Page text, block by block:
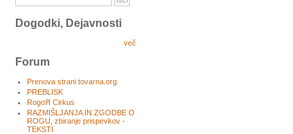
Dogodki, Dejavnosti
več
Forum
Prenova strani tovarna.org
PREBLISK
RogoЯ Cirkus
RAZMIŠLJANJA IN ZGODBE O
ROGU, zbiranje prispevkov -
TEKSTI